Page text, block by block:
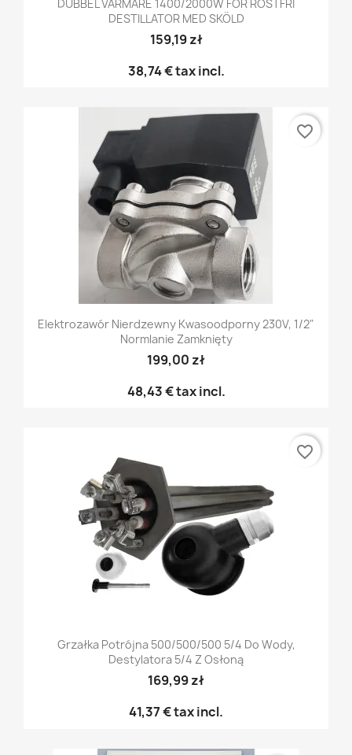
DUBBEL VÄRMARE 1400/2000W FÖR ROSTFRI
DESTILLATOR MED SKÖLD
159,19 zł
38,74 €tax incl.
Elektrozawór Nierdzewny Kwasoodporny 230V, 1/2"
Normlanie Zamknięty
199,00 zł
48,43 €tax incl.
favorite_border
Grzałka Potrójna 500/500/500 5/4 Do Wody,
Destylatora 5/4 Z Osłoną
169,99 zł
41,37 €tax incl.
favorite_border